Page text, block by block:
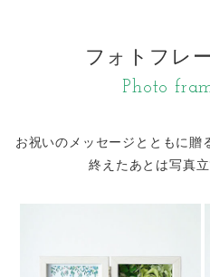
フォトフレ
Photo
お祝いのメッセージとともに贈
終えたあとは写真